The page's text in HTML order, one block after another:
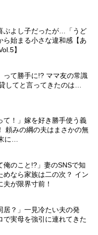
ぶよし子だったが…「うど
ら始まる小さな違和感【あ
】
って勝手に!? ママ友の常識
してと言ってきたのは…
て！」嫁を好き勝手使う義
頼みの綱の夫はまさかの無
に…
俺のこと!?」妻のSNSで知
なら家族は二の次？ イン
が限界寸前！
居？」一見冷たい夫の発
実母を強引に連れてきた